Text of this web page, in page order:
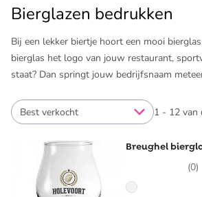
Bierglazen bedrukken
Bij een lekker biertje hoort een mooi
bierglas het logo van jouw restaurant,
staat? Dan springt jouw bedrijfsnaam
van het bierglas met logo en komt het
media. Dat is gratis reclame! Bedrukte
ideaal om te geven als relatiegeschenk of
kerstpakket. Volop mogelijkheden.
Pinkcube heeft een breed assortiment als
1 - 12 van
Best verkocht
Breughel
(0)